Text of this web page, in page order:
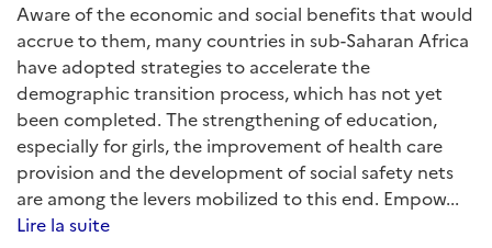
Aware of the economic and social benefits that would
accrue to them, many countries in sub-Saharan Africa
have adopted strategies to accelerate the
demographic transition process, which has not yet
been completed. The strengthening of education,
especially for girls, the improvement of health care
provision and the development of social safety nets
are among the levers mobilized to this end. Empow...
Lire la suite